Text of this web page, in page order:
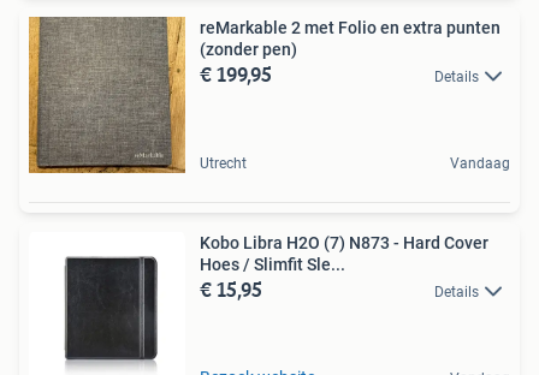
reMarkable 2 met Folio en extra punten
(zonder pen)
€ 199,95 Details
Utrecht Vandaag
Kobo Libra H2O (7) N873 - Hard Cover
Hoes / Slimfit Sle...
€ 15,95 Details